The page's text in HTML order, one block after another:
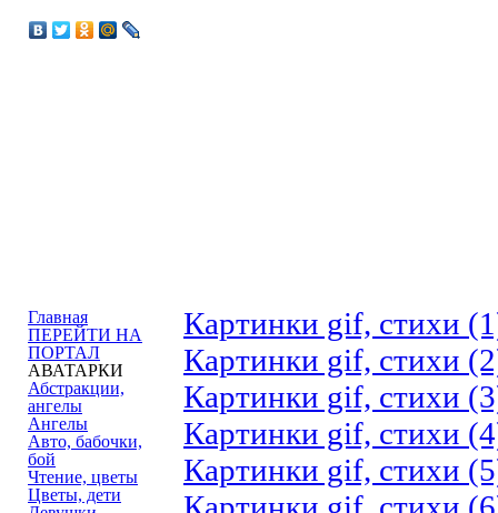
Главная
ПЕРЕЙТИ НА
ПОРТАЛ
АВАТАРКИ
Абстракции,
ангелы
Ангелы
Авто, бабочки,
бой
Чтение, цветы
Цветы, дети
Картинки gif, стихи
Картинки gif, стихи
Картинки gif, стихи
Картинки gif, стихи
Картинки gif, стихи